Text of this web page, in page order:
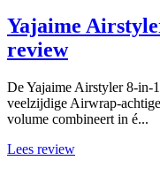
Yajaime
review
De Yajaime Airstyler 8-in-
veelzijdige Airwrap-
volume combineert in é...
Lees review